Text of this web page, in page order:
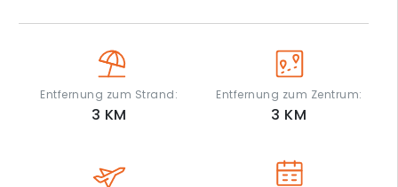
Entfernung zum Strand:
3 KM
Entfernung zum Zentrum:
3 KM